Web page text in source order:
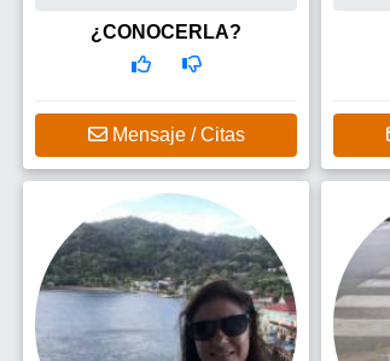
disfruto de la naturaleza y salidas
durante el día. Me gustaría que me
¿CONOCERLA?
Mensaje / Citas